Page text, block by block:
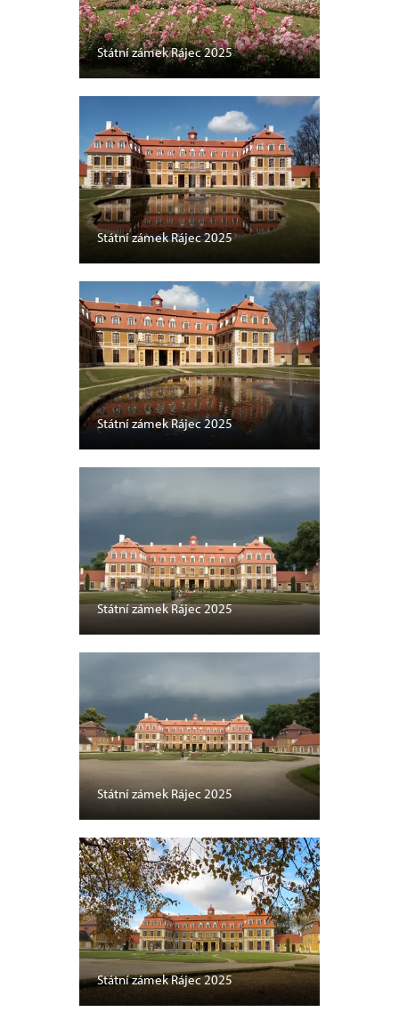
Státní zámek Rájec 2025
Státní zámek Rájec 2025
Státní zámek Rájec 2025
Státní zámek Rájec 2025
Státní zámek Rájec 2025
Státní zámek Rájec 2025